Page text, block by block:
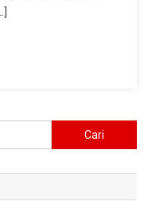
untuk: